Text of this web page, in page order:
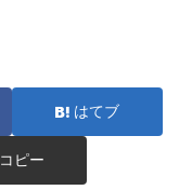
はてブ
コピー